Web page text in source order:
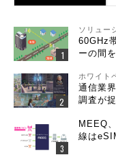
ソリュー
60GHz
ーの間
ホワイト
通信業
調査が
MEEQ
線は